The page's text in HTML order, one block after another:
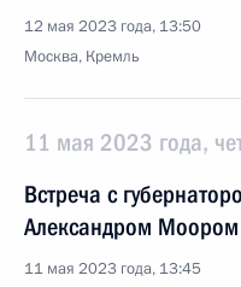
12 мая 2023 года, 13:50
Москва, Кремль
11 мая 2023 года,
Встреча с
Александром Моором
11 мая 2023 года, 13:45